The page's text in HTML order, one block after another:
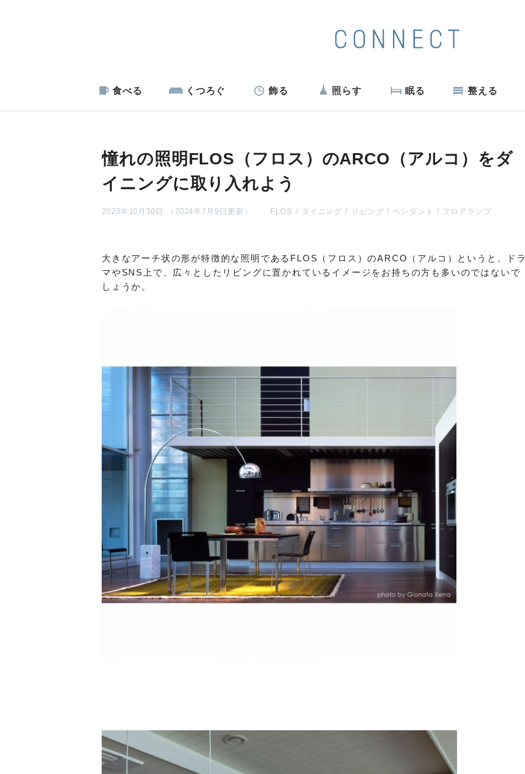
食べる くつろぐ 飾る 照らす 眠る 整える
憧れの照明FLOS（フロス）のARCO（アルコ）をダ
イニングに取り入れよう
2023年10月30日 （2024年7月9日更新） FLOS ダイニング リビング ペンダント フロアランプ
大きなアーチ状の形が特徴的な照明である FLOS（フロス）のARCO（アルコ）というと、ドラ
マやSNS上で、広々としたリビングに置かれているイメージをお持ちの方も多いのではないで
しょうか。